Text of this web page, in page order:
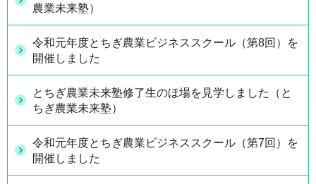
農業未来塾）
令和元年度とちぎ農業ビジネススクール（第8回）を
開催しました
とちぎ農業未来塾修了生のほ場を見学しました（と
ちぎ農業未来塾）
令和元年度とちぎ農業ビジネススクール（第7回）を
開催しました